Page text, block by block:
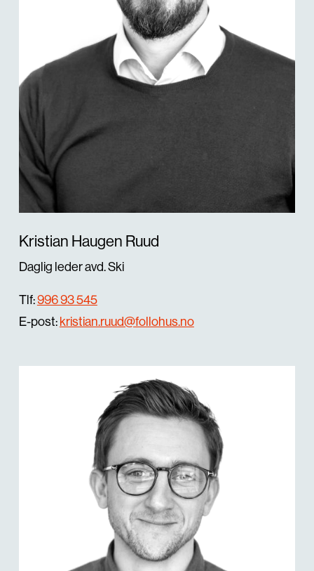
Kristian Haugen Ruud
Daglig leder avd. Ski
Tlf:996 93 545
E-post:kristian.ruud@follohus.no